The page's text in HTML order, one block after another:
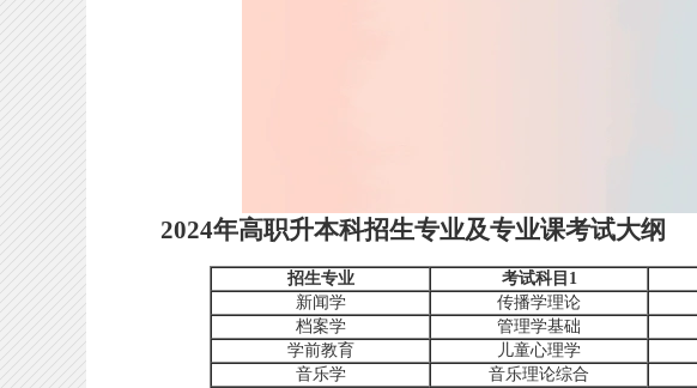
2024年高职升本科招生专业及专业课考试大纲
招生专业 考试科目1
新闻学
传播学理论
档案学
管理学基础
学前教育
儿童心理学
音乐学
音乐理论综合